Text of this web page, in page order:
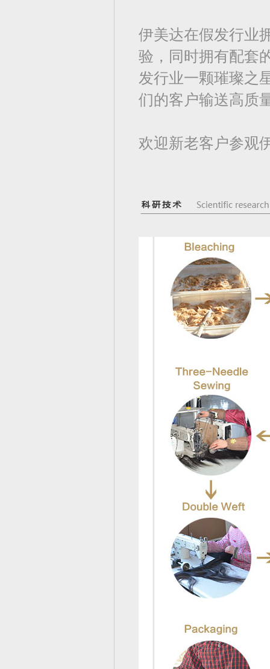
伊美达在假发行业
验，同时拥有配套
发行业一颗璀璨之
们的客户输送高质
欢迎新老客户参观